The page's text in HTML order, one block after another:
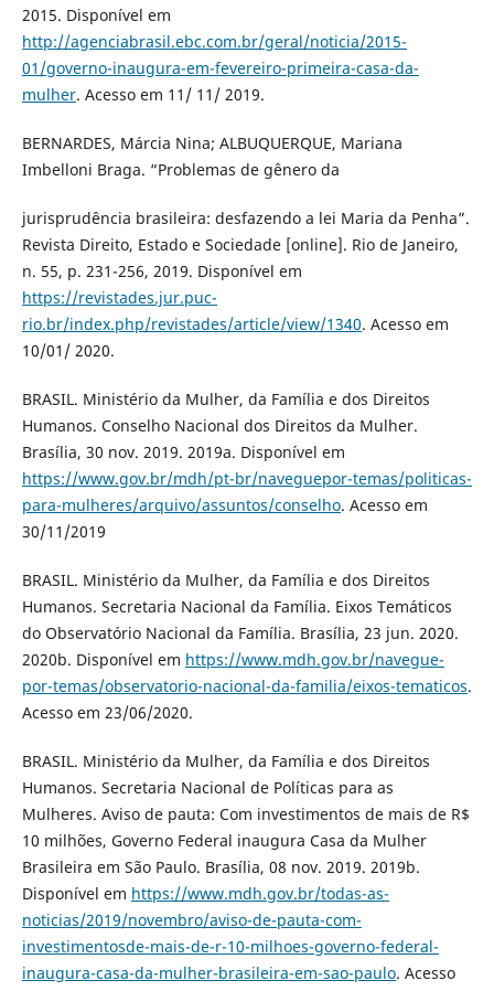
2015. Disponível em
http://agenciabrasil.ebc.com.br/geral/noticia/2015-
01/governo-inaugura-em-fevereiro-primeira-casa-da-
mulher. Acesso em 11/ 11/ 2019.
BERNARDES, Márcia Nina; ALBUQUERQUE, Mariana
Imbelloni Braga. “Problemas de gênero da
jurisprudência brasileira: desfazendo a lei Maria da Penha”.
Revista Direito, Estado e Sociedade [online]. Rio de Janeiro,
n. 55, p. 231-256, 2019. Disponível em
https://revistades.jur.puc-
rio.br/index.php/revistades/article/view/1340. Acesso em
10/01/ 2020.
BRASIL. Ministério da Mulher, da Família e dos Direitos
Humanos. Conselho Nacional dos Direitos da Mulher.
Brasília, 30 nov. 2019. 2019a. Disponível em
https://www.gov.br/mdh/pt-br/naveguepor-temas/politicas-
para-mulheres/arquivo/assuntos/conselho. Acesso em
30/11/2019
BRASIL. Ministério da Mulher, da Família e dos Direitos
Humanos. Secretaria Nacional da Família. Eixos Temáticos
do Observatório Nacional da Família. Brasília, 23 jun. 2020.
2020b. Disponível em https://www.mdh.gov.br/navegue-
por-temas/observatorio-nacional-da-familia/eixos-tematicos.
Acesso em 23/06/2020.
BRASIL. Ministério da Mulher, da Família e dos Direitos
Humanos. Secretaria Nacional de Políticas para as
Mulheres. Aviso de pauta: Com investimentos de mais de R$
10 milhões, Governo Federal inaugura Casa da Mulher
Brasileira em São Paulo. Brasília, 08 nov. 2019. 2019b.
Disponível em https://www.mdh.gov.br/todas-as-
noticias/2019/novembro/aviso-de-pauta-com-
investimentosde-mais-de-r-10-milhoes-governo-federal-
inaugura-casa-da-mulher-brasileira-em-sao-paulo. Acesso